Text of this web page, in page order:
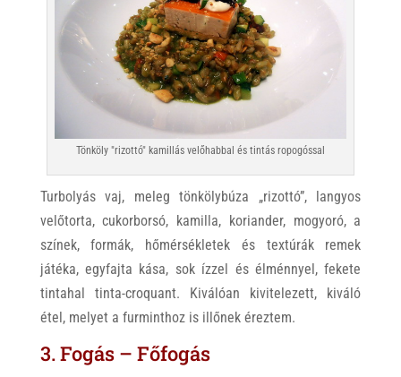
Tönköly "rizottó" kamillás velőhabbal és tintás ropogóssal
Turbolyás vaj, meleg tönkölybúza „rizottó”, langyos
velőtorta, cukorborsó, kamilla, koriander, mogyoró, a
színek, formák, hőmérsékletek és textúrák remek
játéka, egyfajta kása, sok ízzel és élménnyel, fekete
tintahal tinta-croquant. Kiválóan kivitelezett, kiváló
étel, melyet a furminthoz is illőnek éreztem.
3. Fogás – Főfogás